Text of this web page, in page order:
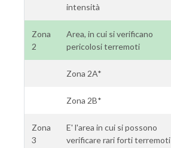
intensità
Zona
2
Area, in cui si verificano
pericolosi terremoti
Zona 2A*
Zona 2B*
Zona
3
E' l'area in cui si possono
verificare rari forti terremoti